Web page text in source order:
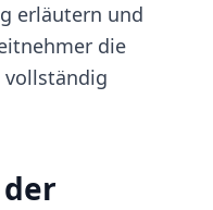
erläutern und
die
vollständig